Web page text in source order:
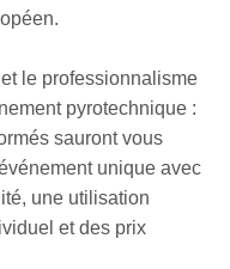
le professionnalisme
pyrotechnique :
sauront vous
unique avec
une utilisation
et des prix